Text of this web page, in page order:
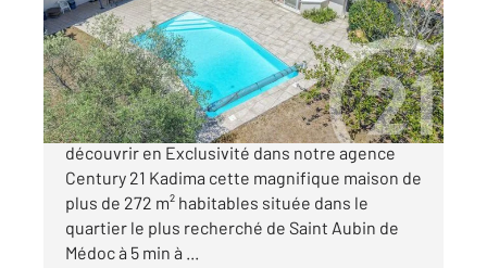
Maison à vendre
699 000 €
Saint Aubin de Médoc - Villepreux Venez
découvrir en Exclusivité dans notre agence
Century 21 Kadima cette magnifique maison de
plus de 272 m² habitables située dans le
quartier le plus recherché de Saint Aubin de
Médoc à 5 min à ...